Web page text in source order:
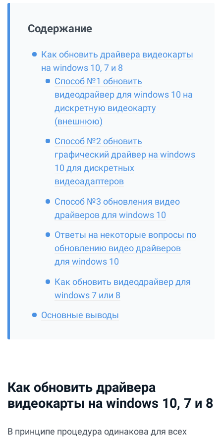
Содержание
Как обновить драйвера видеокарты
на windows 10, 7 и 8
Способ №1 обновить
видеодрайвер для windows 10 на
дискретную видеокарту
(внешнюю)
Способ №2 обновить
графический драйвер на windows
10 для дискретных
видеоадаптеров
Способ №3 обновления видео
драйверов для windows 10
Ответы на некоторые вопросы по
обновлению видео драйверов
для windows 10
Как обновить видеодрайвер для
windows 7 или 8
Основные выводы
Как обновить драйвера
видеокарты на windows 10, 7 и 8
В принципе процедура одинакова для всех